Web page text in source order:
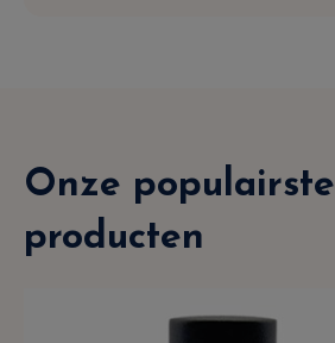
Onze populairste
producten